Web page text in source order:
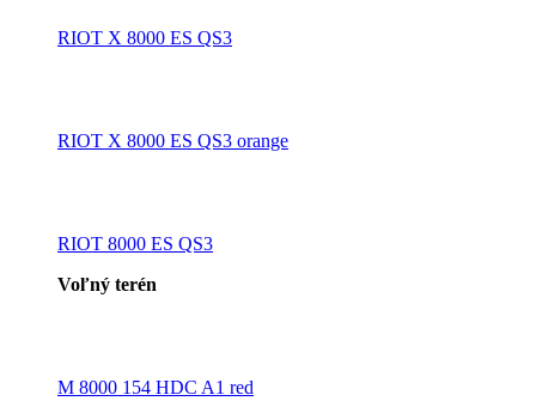
RIOT X 8000 ES QS3
RIOT X 8000 ES QS3 orange
RIOT 8000 ES QS3
Voľný terén
M 8000 154 HDC A1 red